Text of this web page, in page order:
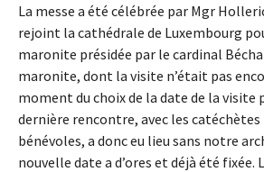
La messe a été célébrée par Mgr
rejoint la cathédrale de Luxembourg
maronite présidée par le cardinal
maronite, dont la visite n’était pas
moment du choix de la date de la visite
dernière rencontre, avec les
bénévoles, a donc eu lieu sans notre
nouvelle date a d’ores et déjà été fixée.